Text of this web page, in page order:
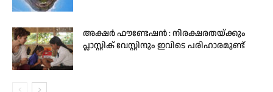
അക്ഷർ ഫൗണ്ടേഷൻ : നിരക്ഷരതയ്ക്കും
പ്ലാസ്റ്റിക് വേസ്റ്റിനും ഇവിടെ പരിഹാരമുണ്ട്